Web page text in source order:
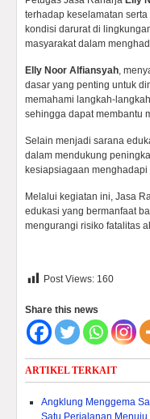
terhadap keselamatan
kondisi darurat di
masyarakat dalam
Elly Noor Alfiansyah,
dasar yang penting untuk
memahami langkah-
sehingga dapat membantu
Selain menjadi sarana
dalam mendukung
kesiapsiagaan
Melalui kegiatan ini, Jasa
edukasi yang bermanfaat
mengurangi risiko fatalitas
Post Views: 160
Share this news
ARTIKEL TERKAIT
Angklung Menggema
Satu Perjalanan Menuju